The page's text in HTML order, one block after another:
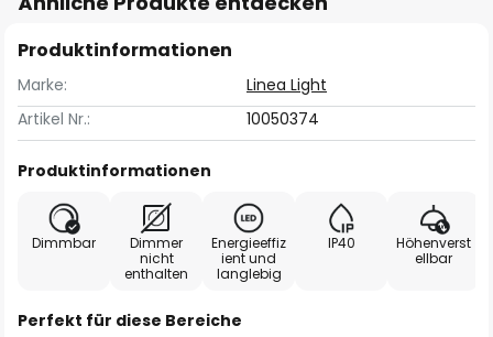
Produktinformationen
Marke:
Linea Light
Artikel Nr.:
10050374
Produktinformationen
Dimmbar
Dimmer
nicht
enthalten
Energieeffiz
ient und
langlebig
IP40
Höhenverst
ellbar
Perfekt für diese Bereiche